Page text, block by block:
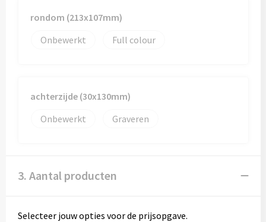
rondom (213x107mm)
Onbewerkt
Full colour
achterzijde (30x130mm)
Onbewerkt
Graveren
3. Aantal producten
Selecteer jouw opties voor de prijsopgave.